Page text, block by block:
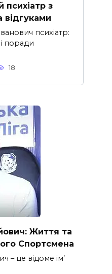
психіатр з
відгуками
психіатр:
поради
18
Життя та
Спортсмена
– це відоме ім’